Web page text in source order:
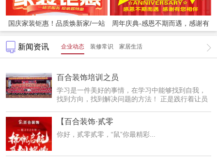
国庆家装钜惠！品质焕新家/一站 周年庆典-感恩不期而遇，感谢有
新闻资讯 企业动态 装修常识 家居生活
百合装饰培训之员
学习是一件美好的事情，在学习中能够找到自我，
找到方向，找到解决问题的方法！ 正是践行着让员
【百合装饰·贰零
你好，贰零贰零，“鼠”你最精彩...